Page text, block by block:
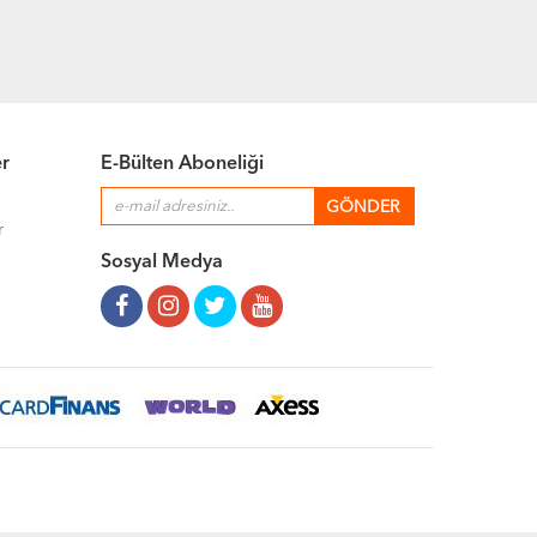
E-Bülten Aboneliği
Sosyal Medya